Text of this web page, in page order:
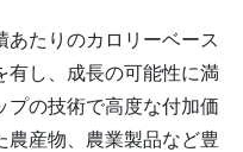
あたりのカロリーベース
有し、成長の可能性に満
プの技術で高度な付加価
農産物、農業製品など豊